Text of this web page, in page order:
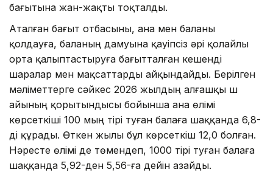
бағытына жан-жақты тоқталды.
Аталған бағыт отбасыны, ана мен баланы
қолдауға, баланың дамуына қауіпсіз әрі қолайлы
орта қалыптастыруға бағытталған кешенді
шаралар мен мақсаттарды айқындайды. Берілген
мәліметтерге сәйкес 2026 жылдың алғашқы үш
айының қорытындысы бойынша ана өлімі
көрсеткіші 100 мың тірі туған балаға шаққанда 6,8-
ді құрады. Өткен жылы бұл көрсеткіш 12,0 болған.
Нәресте өлімі де төмендеп, 1000 тірі туған балаға
шаққанда 5,92-ден 5,56-ға дейін азайды.